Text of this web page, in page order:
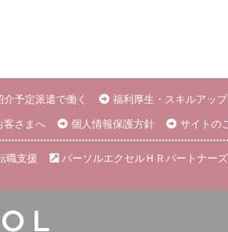
介予定派遣で働く 福利厚生・スキルアッ
客さまへ 個人情報保護方針 サイトの
職支援 パーソルエクセルＨＲパートナー